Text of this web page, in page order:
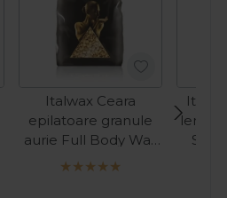
Italwax Ceara
epilatoare granule
aurie Full Body Wax
Luxury Premium 1kg
lemn